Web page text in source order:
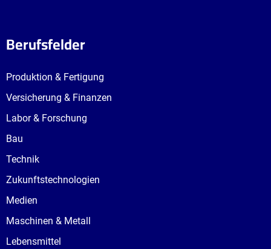
Berufsfelder
Produktion & Fertigung
Versicherung & Finanzen
Labor & Forschung
Bau
Technik
Zukunftstechnologien
Medien
Maschinen & Metall
Lebensmittel